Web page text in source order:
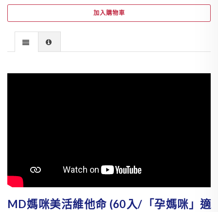
加入購物車
MD媽咪美活維他命 (60入/「孕媽咪」適